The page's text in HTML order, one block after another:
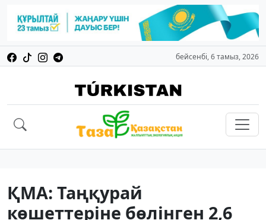
бейсенбі, 6 тамыз, 2026
ҚМА: Таңқурай
көшеттеріне бөлінген 2,6